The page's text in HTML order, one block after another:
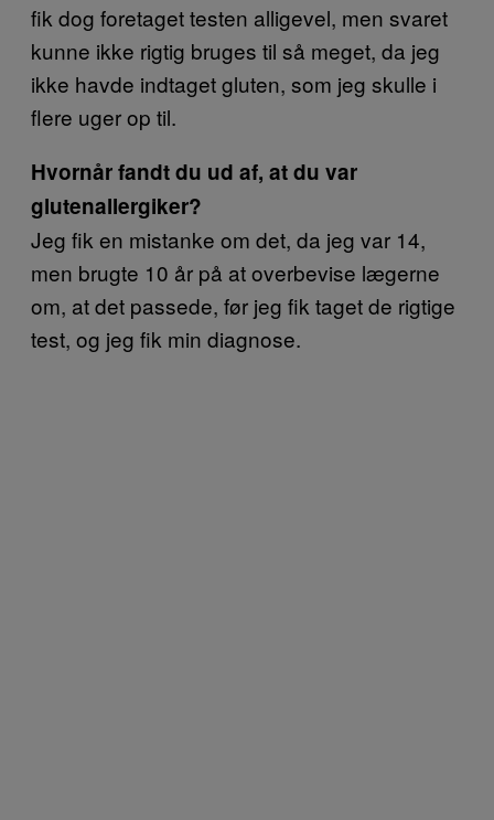
fik dog foretaget testen alligevel, men svaret
kunne ikke rigtig bruges til så meget, da jeg
ikke havde indtaget gluten, som jeg skulle i
flere uger op til.
Hvornår fandt du ud af, at du var
glutenallergiker?
Jeg fik en mistanke om det, da jeg var 14,
men brugte 10 år på at overbevise lægerne
om, at det passede, før jeg fik taget de rigtige
test, og jeg fik min diagnose.